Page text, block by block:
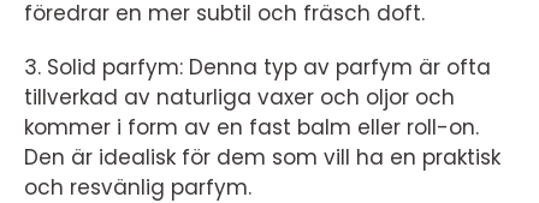
föredrar en mer subtil och fräsch doft.
3. Solid parfym: Denna typ av parfym är ofta
tillverkad av naturliga vaxer och oljor och
kommer i form av en fast balm eller roll-on.
Den är idealisk för dem som vill ha en praktisk
och resvänlig parfym.